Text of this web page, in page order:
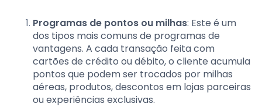
Programas de pontos ou milhas: Este é um
dos tipos mais comuns de programas de
vantagens. A cada transação feita com
cartões de crédito ou débito, o cliente acumula
pontos que podem ser trocados por milhas
aéreas, produtos, descontos em lojas parceiras
ou experiências exclusivas.